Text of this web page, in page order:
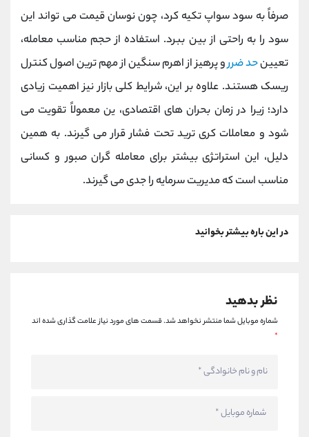
صرفاً به سود سواپ تکیه کرد، چون نوسان قیمت می ‌تواند این
سود را به ‌راحتی از بین ببرد. استفاده از حجم مناسب معامله،
تعیینحد ضررو پرهیز از اهرم سنگین از مهم ‌ترین اصول کنترل
ریسک هستند. علاوه بر این، شرایط کلی بازار نیز اهمیت زیادی
دارد؛ زیرا در زمان بحران‌ های اقتصادی، ین معمولاً تقویت می
‌شود و معاملات کری ترید تحت فشار قرار می‌ گیرند. به همین
دلیل، این استراتژی بیشتر برای معامله‌ گران صبور و کسانی
مناسب است که مدیریت سرمایه را جدی می‌ گیرند.
در این باره بیشتر بخوانید
نظر بدهید
شماره موبایل شما منتشر نخواهد شد.قسمت های مورد نیاز علامت گذاری شده اند
*